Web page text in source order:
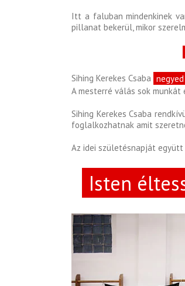
Itt a faluban mindenkinek
pillanat bekerül, mikor
Sihing Kerekes Csaba
A mesterré válás sok
Sihing Kerekes Csaba
foglalkozhatnak amit
Az idei születésnapját
Isten